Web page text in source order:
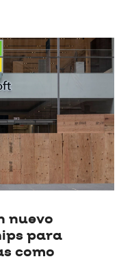
nuevo
para
como